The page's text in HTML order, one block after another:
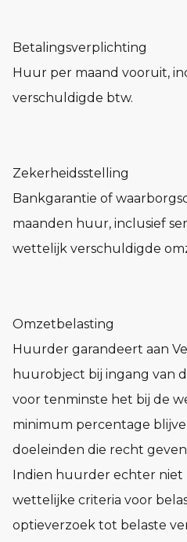
Betalingsverplichting
Huur per maand vooruit,
verschuldigde btw.
Zekerheidsstelling
Bankgarantie of
maanden huur, inclusief
wettelijk verschuldigde
Omzetbelasting
Huurder garandeert aan
huurobject bij ingang van
voor tenminste het bij de
minimum percentage
doeleinden die recht
Indien huurder echter niet
wettelijke criteria voor
optieverzoek tot belaste